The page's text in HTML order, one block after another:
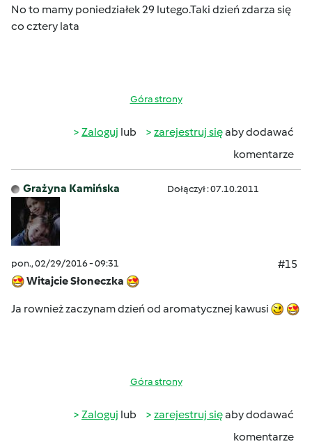
No to mamy poniedziałek 29 lutego.Taki dzień zdarza się
co cztery lata
Góra strony
Zaloguj lub zarejestruj sięaby dodawać
komentarze
Grażyna Kamińska Dołączył : 07.10.2011
pon., 02/29/2016 - 09:31
#15
Witajcie Słoneczka
Ja rownież zaczynam dzień od aromatycznej kawusi
Góra strony
Zaloguj lub zarejestruj sięaby dodawać
komentarze